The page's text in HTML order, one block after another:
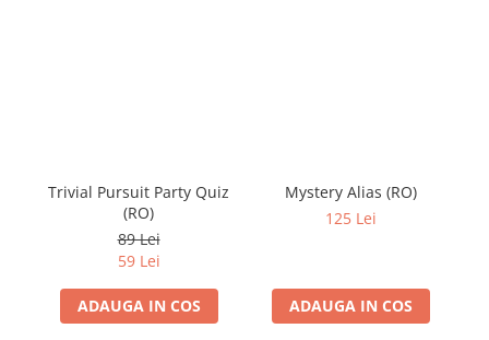
Trivial Pursuit Party Quiz
(RO)
89 Lei
59 Lei
ADAUGA IN COS
Mystery Alias (RO)
125 Lei
ADAUGA IN COS